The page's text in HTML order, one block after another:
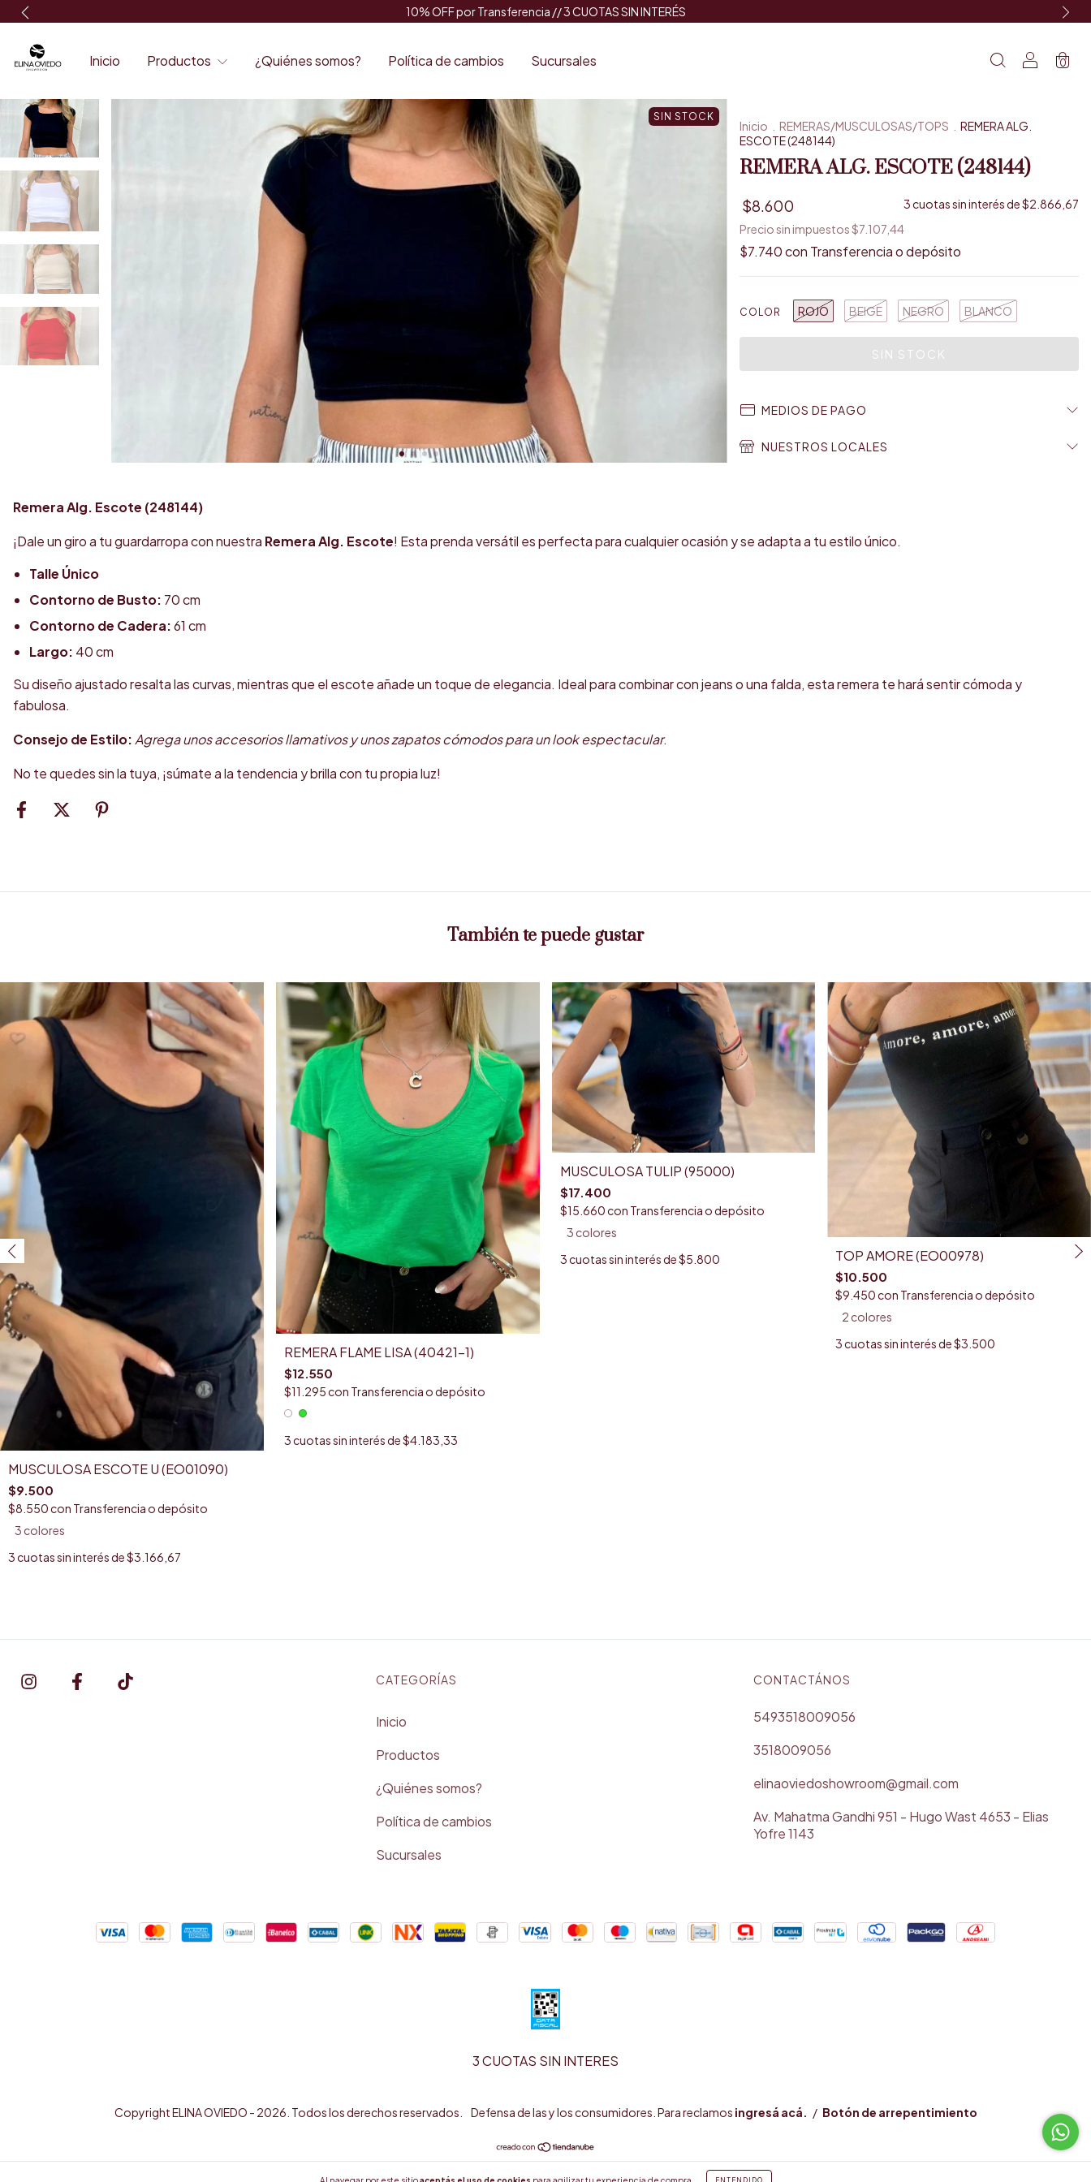
10% OFF por Transferencia // 3 CUOTAS SIN INTERÉS
Inicio Productos ¿Quiénes somos? Política de cambios Sucursales 0
ENTENDIDO
SIN STOCK
Inicio REMERAS/MUSCULOSAS/TOPS
REMERA ALG.
ESCOTE (248144)
REMERA ALG. ESCOTE (248144)
$8.600 3cuotas sin interés de$2.866,67
Precio sin impuestos$7.107,44
$7.740con Transferencia o depósito
COLOR ROJO BEIGE NEGRO BLANCO
MEDIOS DE PAGO
NUESTROS LOCALES
Remera Alg. Escote (248144)
¡Dale un giro a tu guardarropa con nuestra Remera Alg. Escote! Esta prenda versátil es perfecta para cualquier ocasión y se adapta a tu estilo único.
Talle Único
Contorno de Busto: 70 cm
Contorno de Cadera:61 cm
Largo: 40 cm
Su diseño ajustado resalta las curvas, mientras que el escote añade un toque de elegancia. Ideal para combinar con jeans o una falda, esta remera te hará sentir cómoda y
fabulosa.
Consejo de Estilo:Agrega unos accesorios llamativos y unos zapatos cómodos para un look espectacular.
No te quedes sin la tuya, ¡súmate a la tendencia y brilla con tu propia luz!
También te puede gustar
MUSCULOSA ESCOTE U (EO01090)
$9.500
$8.550con Transferencia o depósito
3 colores
3cuotas sin interés de$3.166,67
REMERA FLAME LISA (40421-1)
$12.550
$11.295con Transferencia o depósito
3cuotas sin interés de$4.183,33
MUSCULOSA TULIP (95000)
$17.400
$15.660con Transferencia o depósito
3 colores
3cuotas sin interés de$5.800 TOP AMORE (EO00978)
$10.500
$9.450con Transferencia o depósito
2 colores
3cuotas sin interés de$3.500
CATEGORÍAS
Inicio
Productos
¿Quiénes somos?
Política de cambios
Sucursales
CONTACTÁNOS
5493518009056
3518009056
elinaoviedoshowroom@gmail.com
Av. Mahatma Gandhi 951 - Hugo Wast 4653 - Elias
Yofre 1143
3 CUOTAS SIN INTERES
Copyright ELINA OVIEDO - 2026. Todos los derechos reservados. Defensa de las y los consumidores. Para reclamos ingresá acá. / Botón de arrepentimiento